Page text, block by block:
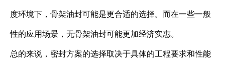
度环境下，骨架油封可能是更合适的选择。而在一些一般
性的应用场景，无骨架油封可能更加经济实惠。
总的来说，密封方案的选择取决于具体的工程要求和性能